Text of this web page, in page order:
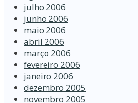
julho 2006
junho 2006
maio 2006
abril 2006
março 2006
fevereiro 2006
janeiro 2006
dezembro 2005
novembro 2005